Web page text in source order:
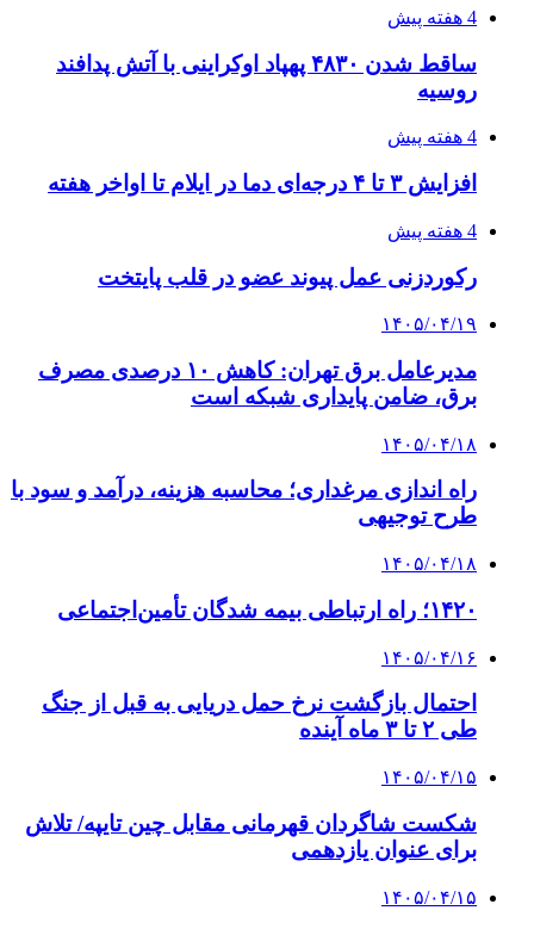
4 هفته پیش
ساقط شدن ۴۸۳۰ پهپاد اوکراینی با آتش پدافند
روسیه
4 هفته پیش
افزایش ۳ تا ۴ درجه‌ای دما در ایلام تا اواخر هفته
4 هفته پیش
رکوردزنی عمل پیوند عضو در قلب پایتخت
۱۴۰۵/۰۴/۱۹
مدیرعامل برق تهران: کاهش ۱۰ درصدی مصرف
برق، ضامن پایداری شبکه است
۱۴۰۵/۰۴/۱۸
راه اندازی مرغداری؛ محاسبه هزینه، درآمد و سود با
طرح توجیهی
۱۴۰۵/۰۴/۱۸
۱۴۲۰؛ راه ارتباطی بیمه شدگان تأمین‌اجتماعی
۱۴۰۵/۰۴/۱۶
احتمال بازگشت نرخ حمل دریایی به قبل از جنگ
طی ۲ تا ۳ ماه آینده
۱۴۰۵/۰۴/۱۵
شکست شاگردان قهرمانی مقابل چین تایپه/ تلاش
برای عنوان یازدهمی
۱۴۰۵/۰۴/۱۵